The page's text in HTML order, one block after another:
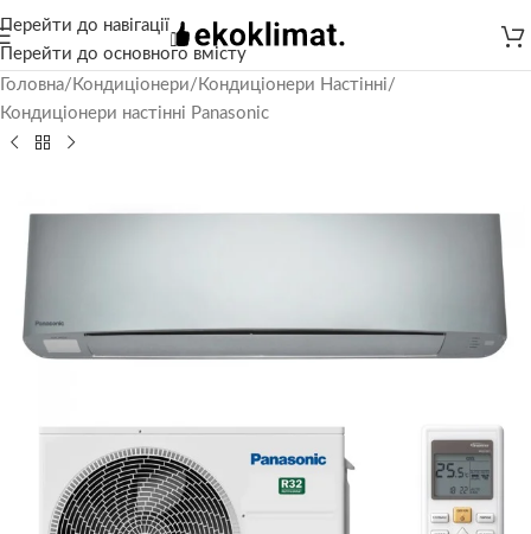
Перейти до навігації
Перейти до основного вмісту
Головна/ Кондиціонери/ Кондиціонери Настінні/
Кондиціонери настінні Panasonic